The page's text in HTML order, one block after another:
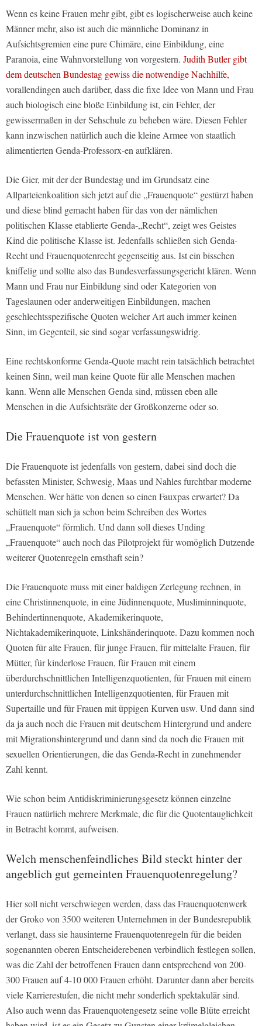
Wenn es keine Frauen mehr gibt, gibt es logischerweise auch keine
Männer mehr, also ist auch die männliche Dominanz in
Aufsichtsgremien eine pure Chimäre, eine Einbildung, eine
Paranoia, eine Wahnvorstellung von vorgestern. Judith Butler gibt
dem deutschen Bundestag gewiss die notwendige Nachhilfe,
vorallendingen auch darüber, dass die fixe Idee von Mann und Frau
auch biologisch eine bloße Einbildung ist, ein Fehler, der
gewissermaßen in der Sehschule zu beheben wäre. Diesen Fehler
kann inzwischen natürlich auch die kleine Armee von staatlich
alimentierten Genda-Professorx-en aufklären.
Die Gier, mit der der Bundestag und im Grundsatz eine
Allparteienkoalition sich jetzt auf die „Frauenquote“ gestürzt haben
und diese blind gemacht haben für das von der nämlichen
politischen Klasse etablierte Genda-„Recht“, zeigt wes Geistes
Kind die politische Klasse ist. Jedenfalls schließen sich Genda-
Recht und Frauenquotenrecht gegenseitig aus. Ist ein bisschen
kniffelig und sollte also das Bundesverfassungsgericht klären. Wenn
Mann und Frau nur Einbildung sind oder Kategorien von
Tageslaunen oder anderweitigen Einbildungen, machen
geschlechtsspezifische Quoten welcher Art auch immer keinen
Sinn, im Gegenteil, sie sind sogar verfassungswidrig.
Eine rechtskonforme Genda-Quote macht rein tatsächlich betrachtet
keinen Sinn, weil man keine Quote für alle Menschen machen
kann. Wenn alle Menschen Genda sind, müssen eben alle
Menschen in die Aufsichtsräte der Großkonzerne oder so.
Die Frauenquote ist von gestern
Die Frauenquote ist jedenfalls von gestern, dabei sind doch die
befassten Minister, Schwesig, Maas und Nahles furchtbar moderne
Menschen. Wer hätte von denen so einen Fauxpas erwartet? Da
schüttelt man sich ja schon beim Schreiben des Wortes
„Frauenquote“ förmlich. Und dann soll dieses Unding
„Frauenquote“ auch noch das Pilotprojekt für womöglich Dutzende
weiterer Quotenregeln ernsthaft sein?
Die Frauenquote muss mit einer baldigen Zerlegung rechnen, in
eine Christinnenquote, in eine Jüdinnenquote, Musliminninquote,
Behindertinnenquote, Akademikerinquote,
Nichtakademikerinquote, Linkshänderinquote. Dazu kommen noch
Quoten für alte Frauen, für junge Frauen, für mittelalte Frauen, für
Mütter, für kinderlose Frauen, für Frauen mit einem
überdurchschnittlichen Intelligenzquotienten, für Frauen mit einem
unterdurchschnittlichen Intelligenzquotienten, für Frauen mit
Supertaille und für Frauen mit üppigen Kurven usw. Und dann sind
da ja auch noch die Frauen mit deutschem Hintergrund und andere
mit Migrationshintergrund und dann sind da noch die Frauen mit
sexuellen Orientierungen, die das Genda-Recht in zunehmender
Zahl kennt.
Wie schon beim Antidiskriminierungsgesetz können einzelne
Frauen natürlich mehrere Merkmale, die für die Quotentauglichkeit
in Betracht kommt, aufweisen.
Welch menschenfeindliches Bild steckt hinter der
angeblich gut gemeinten Frauenquotenregelung?
Hier soll nicht verschwiegen werden, dass das Frauenquotenwerk
der Groko von 3500 weiteren Unternehmen in der Bundesrepublik
verlangt, dass sie hausinterne Frauenquotenregeln für die beiden
sogenannten oberen Entscheiderebenen verbindlich festlegen sollen,
was die Zahl der betroffenen Frauen dann entsprechend von 200-
300 Frauen auf 4-10 000 Frauen erhöht. Darunter dann aber bereits
viele Karrierestufen, die nicht mehr sonderlich spektakulär sind.
Also auch wenn das Frauenquotengesetz seine volle Blüte erreicht